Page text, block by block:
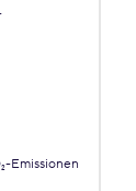
Emissionen